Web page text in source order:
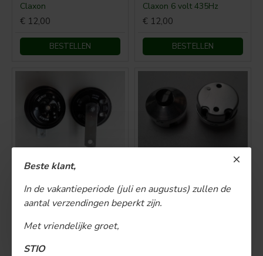
Beste klant,
In de vakantieperiode (juli en augustus) zullen de
aantal verzendingen beperkt zijn.
Met vriendelijke groet,
STIO
Claxon
€ 12,00
BESTELLEN
Claxon 6 volt 435Hz
€ 12,00
BESTELLEN
Claxon Merit 12 volt
BESTELLEN
Claxonschakelaar ø 35 mm opbouw drukschakelaar